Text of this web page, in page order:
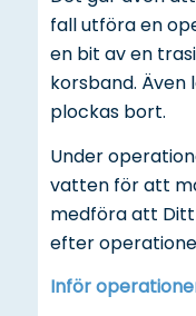
fall utföra en
en bit av en
korsband.
plockas bort.
Under
vatten för att
medföra att
efter
Inför